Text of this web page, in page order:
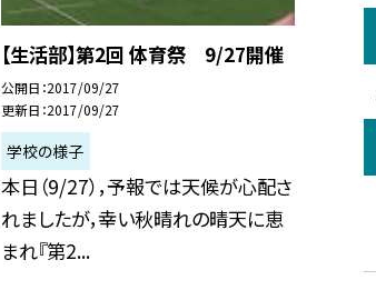
【生活部】第2回 体育祭 9/27開催
公開日 2017/09/27
更新日 2017/09/27
学校の様子
本日（9/27），予報では天候が心配さ
れましたが，幸い秋晴れの晴天に恵
まれ『第2...